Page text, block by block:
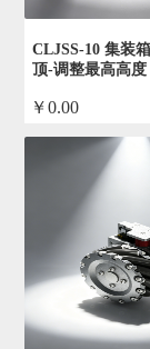
CLJSS-10 集装
顶-调整最高高度
￥0.00